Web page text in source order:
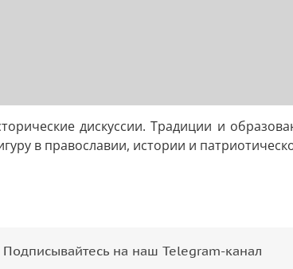
дискуссии. Традиции и
в православии, истории и
Подписывайтесь на наш Telegram-канал